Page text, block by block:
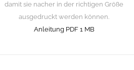
damit sie nacher in der richtigen Größe
ausgedruckt werden können.
Anleitung PDF 1 MB